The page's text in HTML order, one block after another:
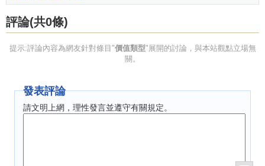
1、重置成本
產所耗費的貨幣支出。重置成本的前提是資產處於在用狀
態，一方面反映資產已經投入使用，另一方面反映資產能夠
繼續使用，對所有者具有使用價值。
公開市場應具備以下四個條件：（1）有自願的買者和賣
評論(共0條)
提示:評論內容為網友針對條目"價值類型"展開的討論，與本站觀點立場無
關。
發表評論
請文明上網，理性發言並遵守有關規定。